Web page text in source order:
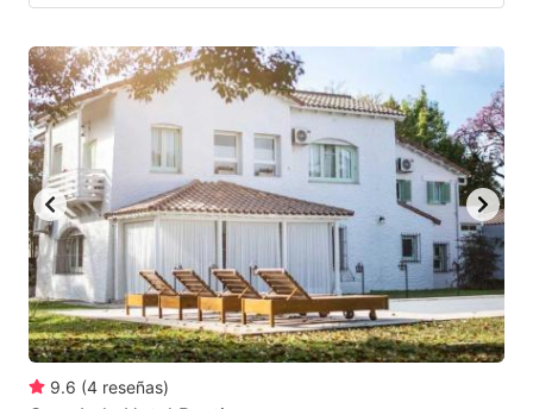
9.6 (4 reseñas)